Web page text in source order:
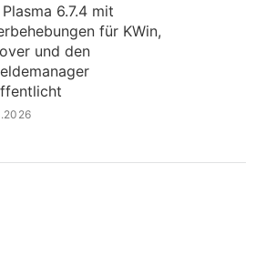
Plasma 6.7.4 mit
für KWin,
und den